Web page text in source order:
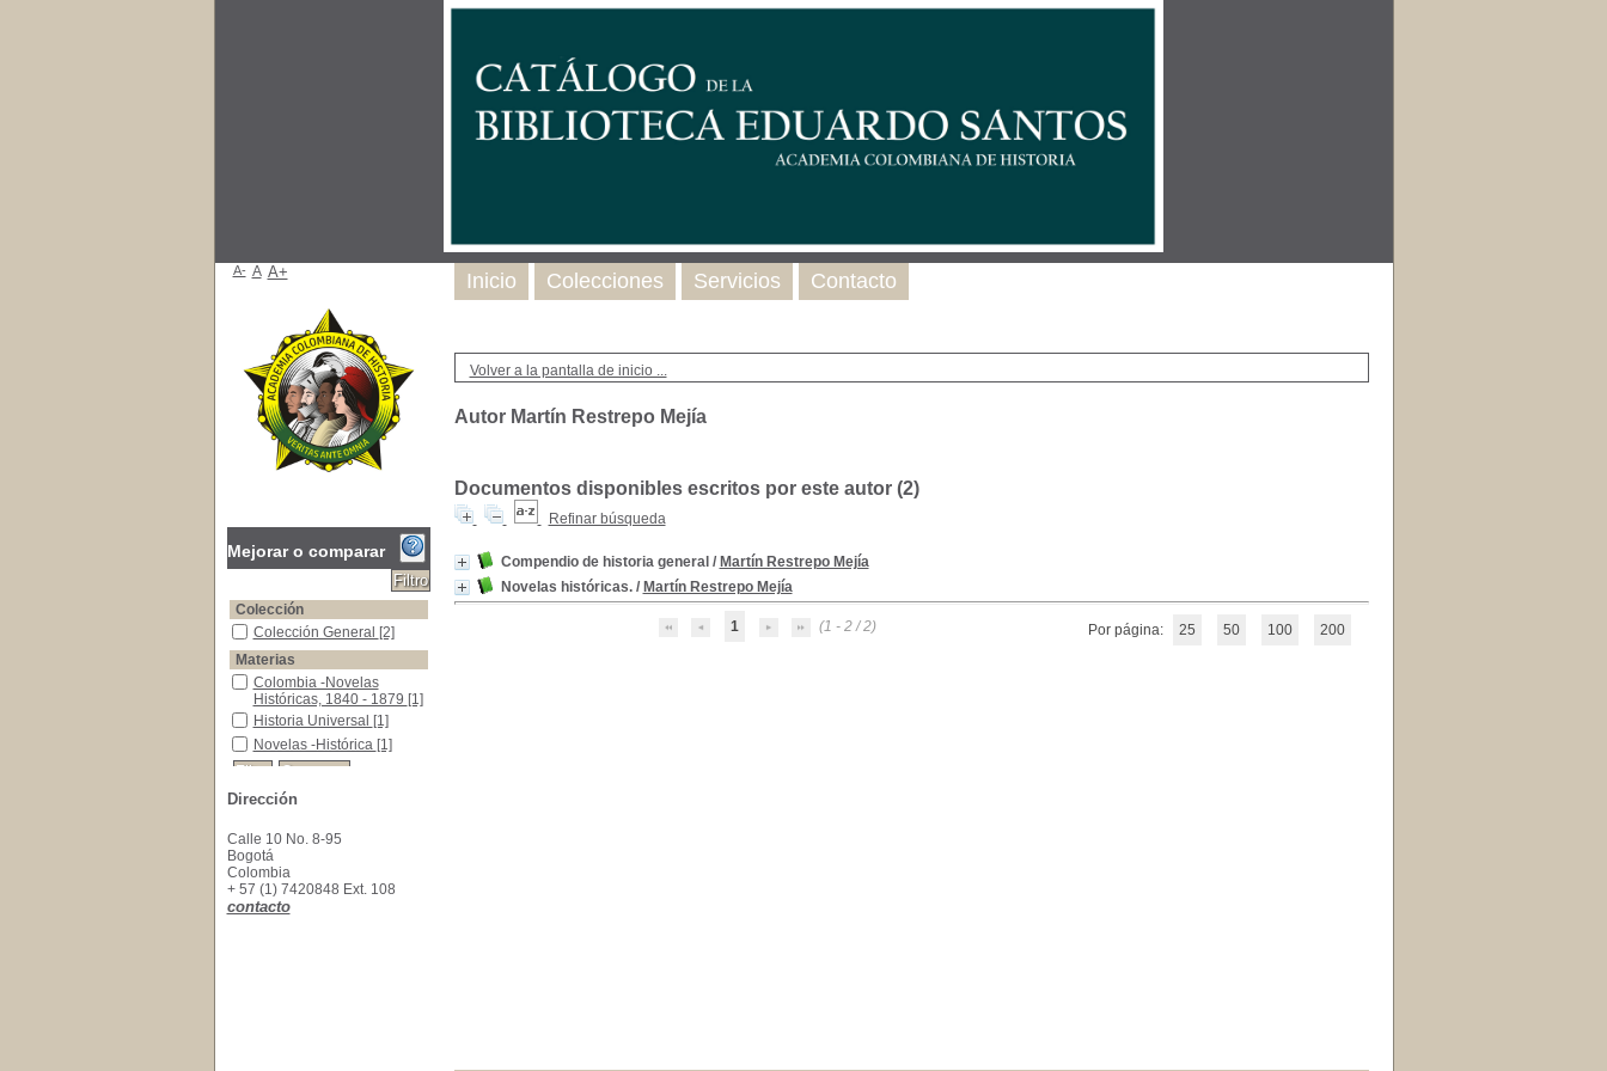
Volver a la pantalla de inicio ...
Autor Martín Restrepo Mejía
Documentos disponibles escritos por este autor (2)
Refinar búsqueda
Compendio de historia general / Martín Restrepo Mejía
Novelas históricas./ Martín Restrepo Mejía
1 (1 - 2 / 2) Por página: 25 50 100 200
Inicio Colecciones Servicios Contacto
A- A A+
Mejorar o comparar
Colección
Colección General
Colección General [2]
Materias
Colombia -Novelas Históricas, 1840 - 1879
Colombia -Novelas
Históricas, 1840 - 1879 [1]
Historia Universal
Historia Universal [1]
Novelas -Histórica
Novelas -Histórica [1]
Dirección
Calle 10 No. 8-95
Bogotá
Colombia
+ 57 (1) 7420848 Ext. 108
contacto